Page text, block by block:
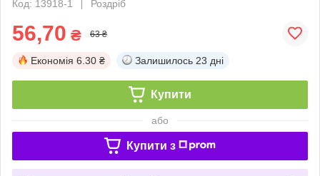
Код: 13918-1
Роздріб
56,70 ₴ 63 ₴
Економія 6.30 ₴ Залишилось 23 дні
Купити
або
Купити з